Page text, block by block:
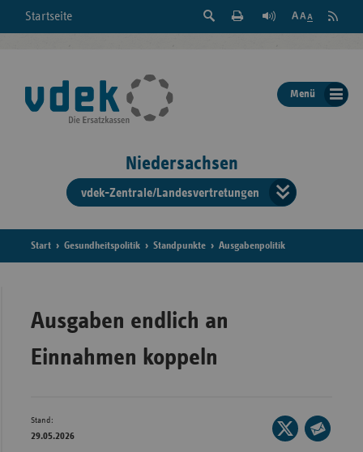
Startseite
Suche
der
Seite
Feed
Menü
Niedersachsen
vdek-Zentrale/Landesvertretungen
der
Start Gesundheitspolitik Standpunkte Ausgabenpolitik
Ausgaben endlich an
Einnahmen koppeln
Stand:
29.05.2026
Seite
auf